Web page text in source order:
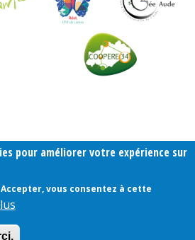
pour améliorer votre expérience sur
vous consentez à cette